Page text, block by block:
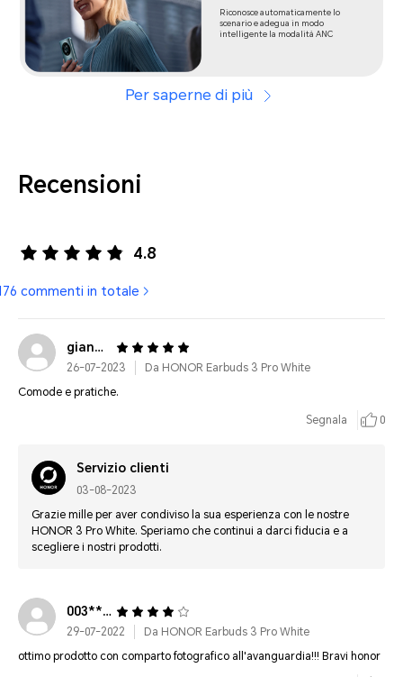
Riconosce automaticamente lo
scenario e adegua in modo
intelligente la modalità ANC
Per saperne di più
Recensioni
4.8
commenti in totale
gianmar*******@gmail.com
26-07-2023
Da HONOR Earbuds 3 Pro White
Comode e pratiche.
Segnala 0
Servizio clienti
03-08-2023
Grazie mille per aver condiviso la sua esperienza con le nostre
HONOR 3 Pro White. Speriamo che continui a darci fiducia e a
scegliere i nostri prodotti.
003*******5245
29-07-2022
Da HONOR Earbuds 3 Pro White
ottimo prodotto con comparto fotografico all'avanguardia!!! Bravi honor